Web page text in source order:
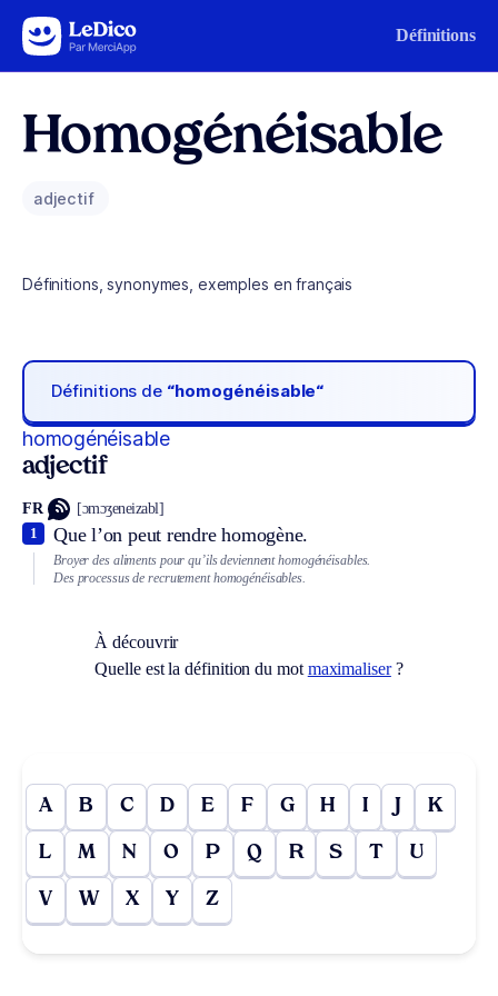
Aller au contenu Définitions
Homogénéisable
adjectif
Définitions, synonymes, exemples en français
Définitions de “homogénéisable“
homogénéisable
adjectif
FR [ɔmɔʒeneizabl]
Que l’on peut rendre homogène.
1
Broyer des aliments pour qu’ils deviennent homogénéisables.
Des processus de recrutement homogénéisables.
À découvrir
Quelle est la définition du mot maximaliser?
A B C D E F G H I J K
L M N O P Q R S T U
V W X Y Z